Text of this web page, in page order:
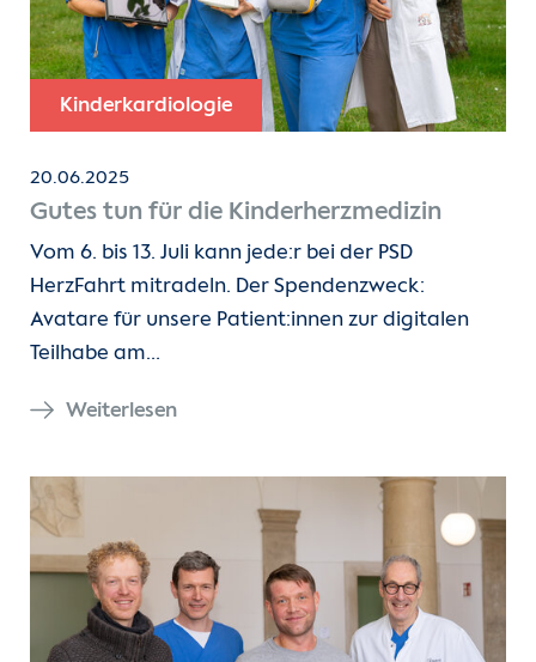
Kinderkardiologie
20.06.2025
Gutes tun für die Kinderherzmedizin
Vom 6. bis 13. Juli kann jede:r bei der PSD
HerzFahrt mitradeln. Der Spendenzweck:
Avatare für unsere Patient:innen zur digitalen
Teilhabe am…
Weiterlesen